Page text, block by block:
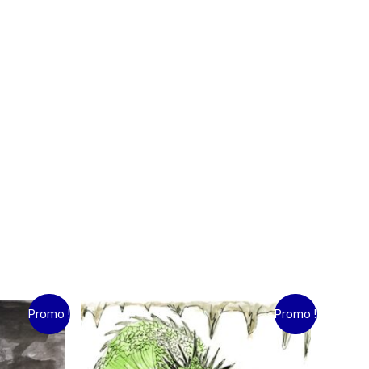
Promo ! Promo !
Le
prix
initial
était :
Le
prix
actuel
est :